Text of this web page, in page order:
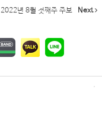
2022년 8월 첫째주 주보 Next